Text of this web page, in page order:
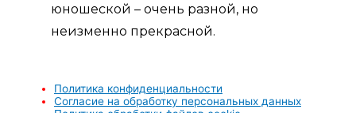
юношеской – очень разной, но
неизменно прекрасной.
Политика конфиденциальности
Согласие на обработку персональных данных